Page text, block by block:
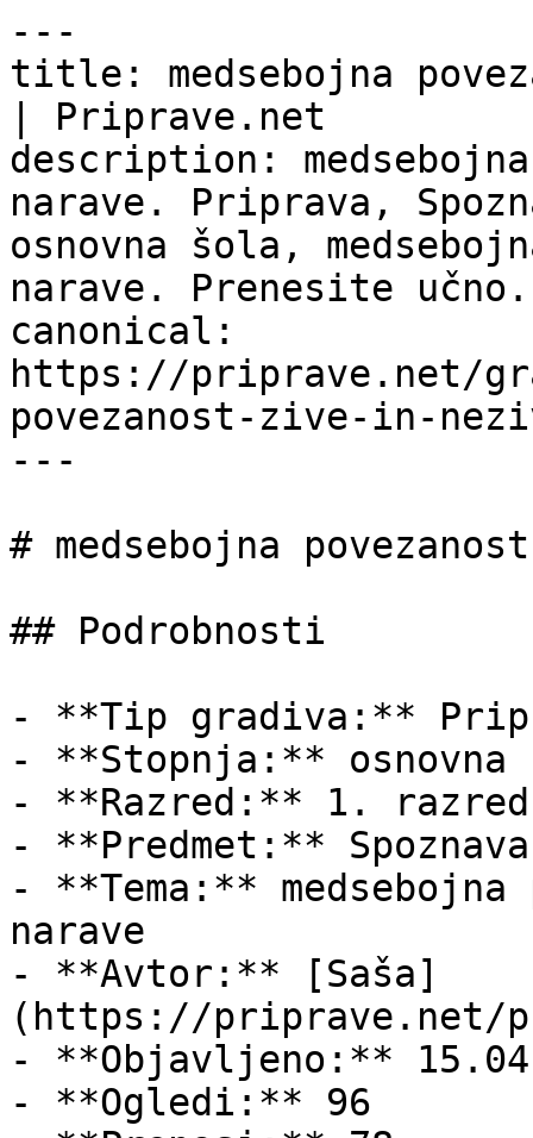
---
title: medsebojna
| Priprave.net
description:
narave. Priprava,
osnovna šola,
narave. Prenesite
canonical:
https://priprave.net/
povezanost-zive-in-
---
# medsebojna
## Podrobnosti
- **Tip gradiva:**
- **Stopnja:** osnovna
- **Razred:** 1. razred
- **Predmet:**
- **Tema:**
narave
- **Avtor:** [Saša]
(https://priprave.net/
- **Objavljeno:**
- **Ogledi:** 96